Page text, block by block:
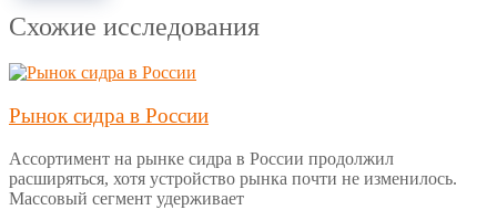
Схожие исследования
Рынок сидра в России
Ассортимент на рынке сидра в России продолжил
расширяться, хотя устройство рынка почти не изменилось.
Массовый сегмент удерживает